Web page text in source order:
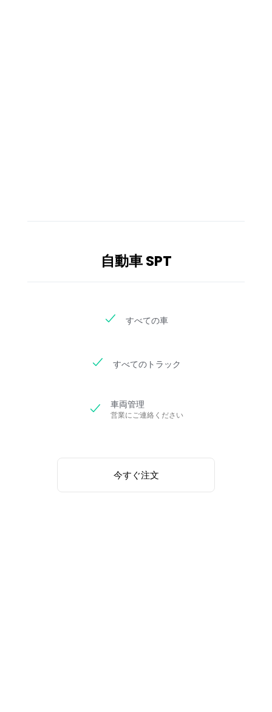
自動車 SPT
すべての車
すべてのトラック
車両管理
営業にご連絡ください
今すぐ注文